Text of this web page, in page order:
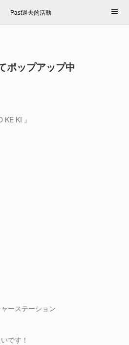
Past過去的活動
ポップアップ中
KE KI 』
ーステーション
です！